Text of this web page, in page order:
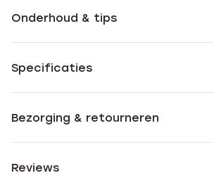
Onderhoud & tips
Specificaties
Bezorging & retourneren
Reviews